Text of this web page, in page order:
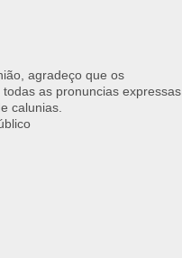
agradeço que os
as pronuncias expressas
calunias.